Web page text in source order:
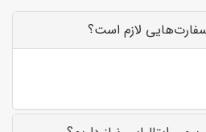
سفارت‌هایی لازم است؟